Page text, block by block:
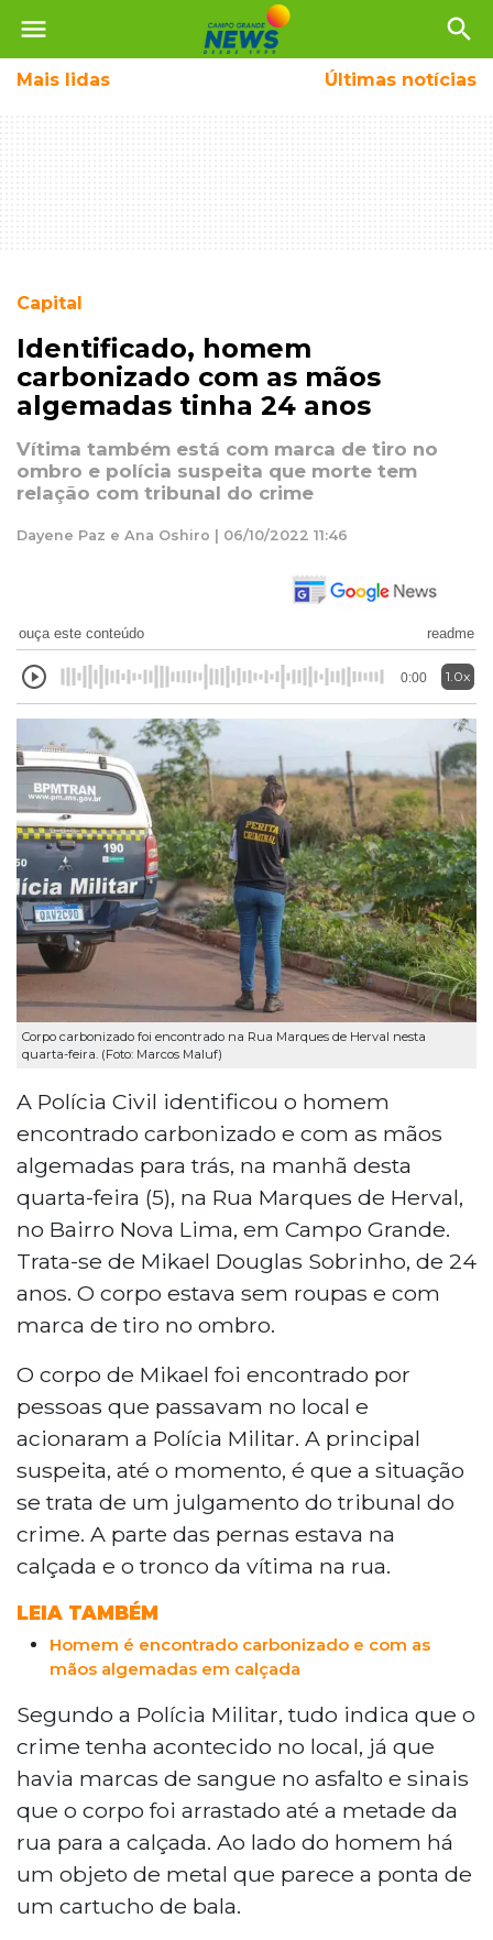
menu search
Mais lidas Últimas notícias
Capital
Identificado, homem
carbonizado com as mãos
algemadas tinha 24 anos
Vítima também está com marca de tiro no
ombro e polícia suspeita que morte tem
relação com tribunal do crime
Dayene Paz e Ana Oshiro | 06/10/2022 11:46
ouça este conteúdo readme
0:00 1.0x
Corpo carbonizado foi encontrado na Rua Marques de Herval nesta
quarta-feira. (Foto: Marcos Maluf)
A Polícia Civil identificou o homem
encontrado carbonizado e com as mãos
algemadas para trás, na manhã desta
quarta-feira (5), na Rua Marques de Herval,
no Bairro Nova Lima, em Campo Grande.
Trata-se de Mikael Douglas Sobrinho, de 24
anos. O corpo estava sem roupas e com
marca de tiro no ombro.
O corpo de Mikael foi encontrado por
pessoas que passavam no local e
acionaram a Polícia Militar. A principal
suspeita, até o momento, é que a situação
se trata de um julgamento do tribunal do
crime. A parte das pernas estava na
calçada e o tronco da vítima na rua.
LEIA TAMBÉM
Homem é encontrado carbonizado e com as
mãos algemadas em calçada
Segundo a Polícia Militar, tudo indica que o
crime tenha acontecido no local, já que
havia marcas de sangue no asfalto e sinais
que o corpo foi arrastado até a metade da
rua para a calçada. Ao lado do homem há
um objeto de metal que parece a ponta de
um cartucho de bala.